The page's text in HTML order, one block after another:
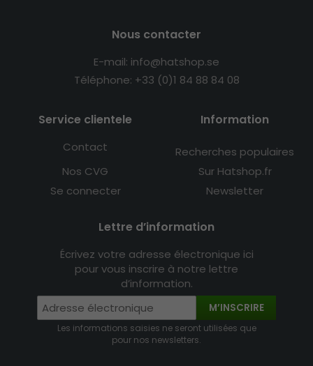
Nous contacter
E-mail: info@hatshop.se
Téléphone: +33 (0)1 84 88 84 08
Service clientele
Contact
Nos CVG
Se connecter
Information
Recherches populaires
Sur Hatshop.fr
Newsletter
Lettre d’information
Écrivez votre adresse électronique ici
pour vous inscrire à notre lettre
d’information.
M’INSCRIRE
Les informations saisies ne seront utilisées que
pour nos newsletters.